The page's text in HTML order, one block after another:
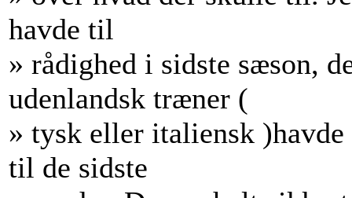
havde til
» rådighed i sidste sæson,
udenlandsk træner (
» tysk eller italiensk
til de sidste